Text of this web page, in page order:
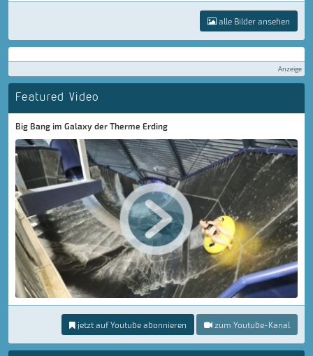
alle Bilder ansehen
Anzeige
Featured Video
Big Bang im Galaxy der Therme Erding
jetzt auf Youtube abonnieren zum Youtube-Kanal